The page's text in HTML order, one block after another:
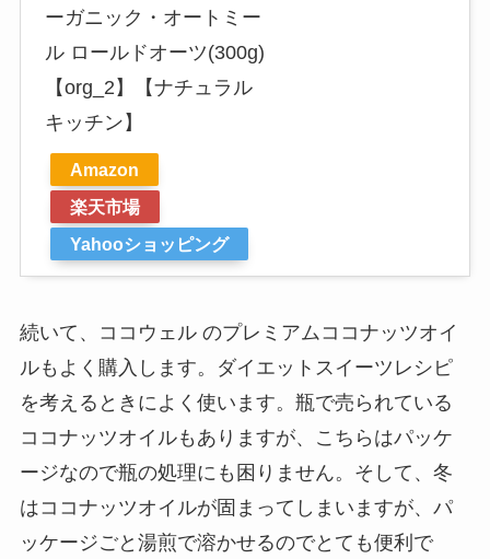
ーガニック・オートミー
ル ロールドオーツ(300g)
【org_2】【ナチュラル
キッチン】
Amazon
楽天市場
Yahooショッピング
続いて、ココウェル のプレミアムココナッツオイ
ルもよく購入します。ダイエットスイーツレシピ
を考えるときによく使います。瓶で売られている
ココナッツオイルもありますが、こちらはパッケ
ージなので瓶の処理にも困りません。そして、冬
はココナッツオイルが固まってしまいますが、パ
ッケージごと湯煎で溶かせるのでとても便利で